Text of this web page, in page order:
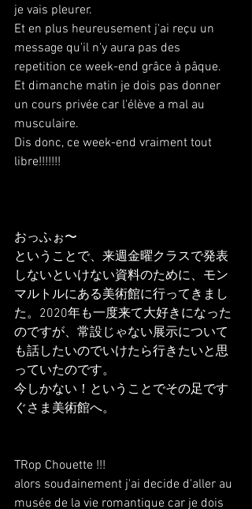
je vais pleurer.
Et en plus heureusement j'ai reçu un
message qu'il n'y aura pas des
repetition ce week-end grâce à pâque.
Et dimanche matin je dois pas donner
un cours privée car l'élève a mal au
musculaire.
Dis donc, ce week-end vraiment tout
libre!!!!!!!
おっふぉ〜
ということで、来週金曜クラスで発表
しないといけない資料のために、モン
マルトルにある美術館に行ってきまし
た。2020年も一度来て大好きになった
のですが、常設じゃない展示について
も話したいのでいけたら行きたいと思
っていたのです。
今しかない！ということでその足です
ぐさま美術館へ。
TRop Chouette !!!
alors soudainement j'ai decide d'aller au
musée de la vie romantique car je dois